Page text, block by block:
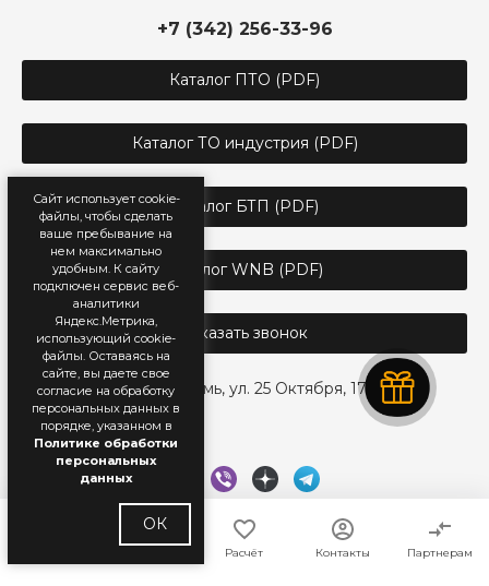
Расчёт Контакты Партнерам
Сайт использует cookie-
файлы, чтобы сделать
ваше пребывание на
нем максимально
удобным. К cайту
подключен сервис веб-
аналитики
Яндекс.Метрика,
использующий cookie-
файлы. Оставаясь на
сайте, вы даете свое
согласие на обработку
персональных данных в
порядке, указанном в
Политике обработки
персональных
данных
ОК
+7 (342) 256-33-96
г. Пермь, ул. 25 Октября, 17
Каталог ПТО (PDF)
Каталог ТО индустрия (PDF)
Каталог БТП (PDF)
Каталог WNB (PDF)
Заказать звонок